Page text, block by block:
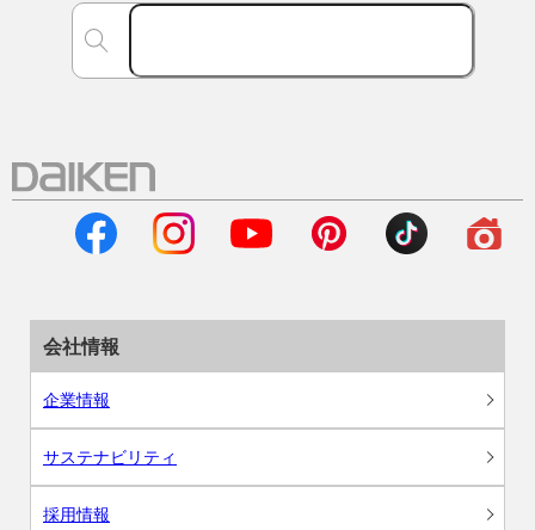
会社情報
企業情報
サステナビリティ
採用情報